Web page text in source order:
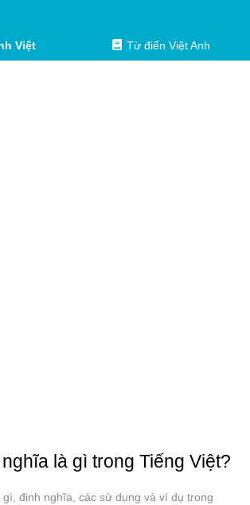
Việt Từ điển Việt Anh
nghĩa là gì trong Tiếng Việt?
định nghĩa, các sử dụng và ví dụ trong